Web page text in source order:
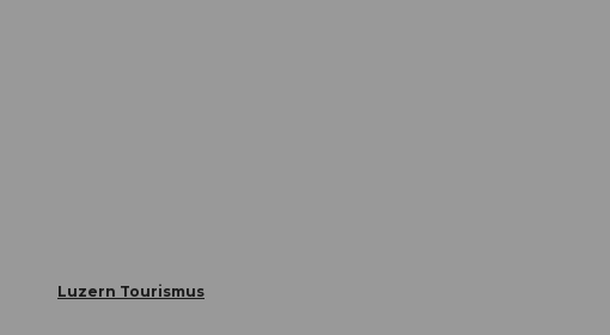
Luzern Tourismus